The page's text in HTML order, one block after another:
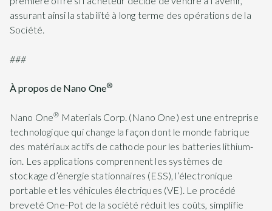
assurant ainsi la stabilité à long terme des opérations de la
Société.
###
À propos de Nano One®
Nano One® Materials Corp. (Nano One) est une entreprise
technologique qui change la façon dont le monde fabrique
des matériaux actifs de cathode pour les batteries lithium-
ion. Les applications comprennent les systèmes de
stockage d’énergie stationnaires (ESS), l’électronique
portable et les véhicules électriques (VE). Le procédé
breveté One-Pot de la société réduit les coûts, simplifie